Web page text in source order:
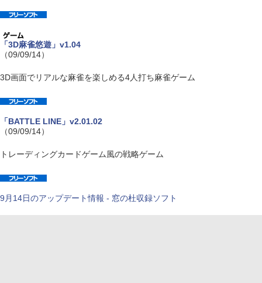
「3D麻雀悠遊」v1.04
（09/09/14）
3D画面でリアルな麻雀を楽しめる4人打ち麻雀ゲーム
「BATTLE LINE」v2.01.02
（09/09/14）
トレーディングカードゲーム風の戦略ゲーム
9月14日のアップデート情報 - 窓の杜収録ソフト